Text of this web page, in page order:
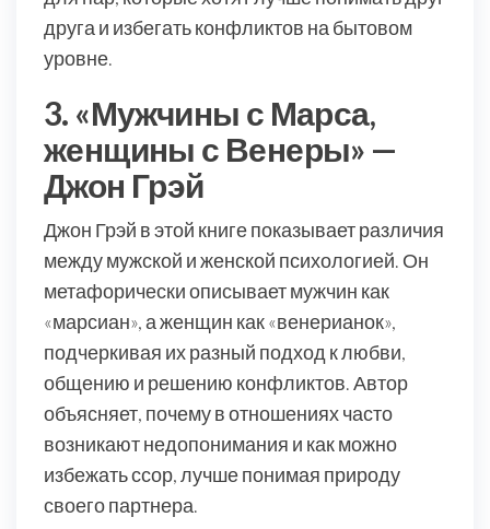
друга и избегать конфликтов на бытовом
уровне.
3. «Мужчины с Марса,
женщины с Венеры» —
Джон Грэй
Джон Грэй в этой книге показывает различия
между мужской и женской психологией. Он
метафорически описывает мужчин как
«марсиан», а женщин как «венерианок»,
подчеркивая их разный подход к любви,
общению и решению конфликтов. Автор
объясняет, почему в отношениях часто
возникают недопонимания и как можно
избежать ссор, лучше понимая природу
своего партнера.